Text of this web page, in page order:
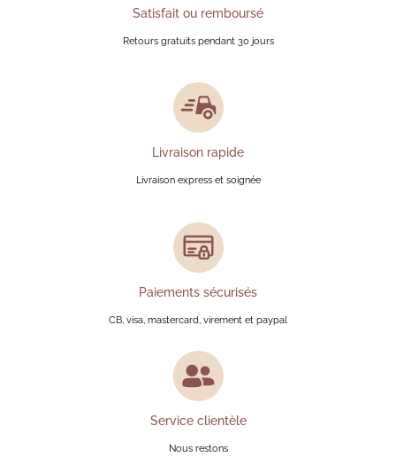
Satisfait ou remboursé
Retours gratuits pendant 30 jours
Livraison rapide
Livraison express et soignée
Paiements sécurisés
CB, visa, mastercard, virement et paypal
Service clientèle
Nous restons